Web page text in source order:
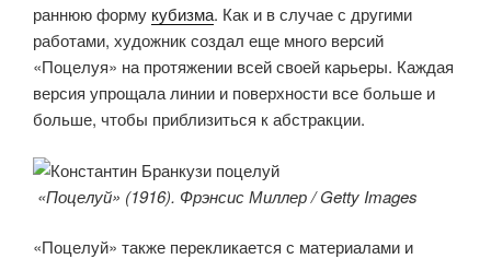
раннюю форму кубизма. Как и в случае с другими
работами, художник создал еще много версий
«Поцелуя» на протяжении всей своей карьеры. Каждая
версия упрощала линии и поверхности все больше и
больше, чтобы приблизиться к абстракции.
«Поцелуй» (1916). Фрэнсис Миллер / Getty Images
«Поцелуй» также перекликается с материалами и